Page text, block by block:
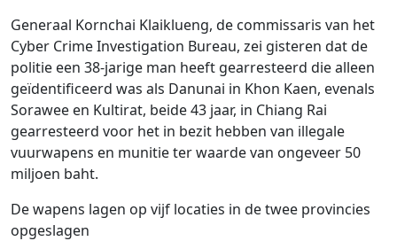
Generaal Kornchai Klaiklueng, de commissaris van het
Cyber ​​Crime Investigation Bureau, zei gisteren dat de
politie een 38-jarige man heeft gearresteerd die alleen
geïdentificeerd was als Danunai in Khon Kaen, evenals
Sorawee en Kultirat, beide 43 jaar, in Chiang Rai
gearresteerd voor het in bezit hebben van illegale
vuurwapens en munitie ter waarde van ongeveer 50
miljoen baht.
De wapens lagen op vijf locaties in de twee provincies
opgeslagen